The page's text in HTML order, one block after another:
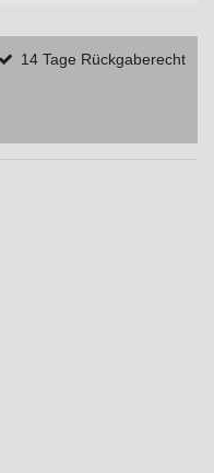
14 Tage Rückgaberecht